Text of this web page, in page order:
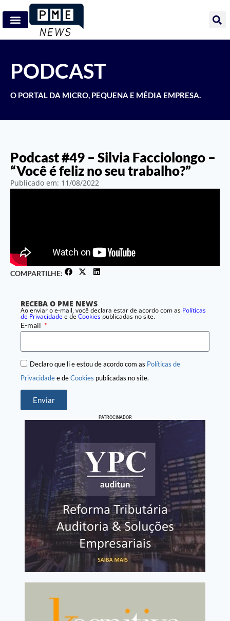
PODCAST
O PORTAL DA MICRO, PEQUENA E MÉDIA EMPRESA.
Podcast #49 – Silvia Facciolongo –
“Você é feliz no seu trabalho?”
Publicado em: 11/08/2022
COMPARTILHE:
RECEBA O PME NEWS
Ao enviar o e-mail, você declara estar de acordo com as Políticas
de Privacidadee deCookies publicadas no site.
E-mail
Declaro que li e estou de acordo com as Políticas de
Privacidadee deCookies publicadas no site.
Enviar
PATROCINADOR